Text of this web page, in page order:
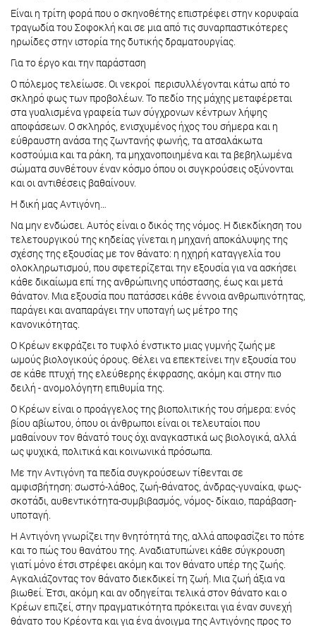
Είναι η τρίτη φορά που ο σκηνοθέτης επιστρέφει στην κορυφαία
τραγωδία του Σοφοκλή και σε μια από τις συναρπαστικότερες
ηρωίδες στην ιστορία της δυτικής δραματουργίας.
Για το έργο και την παράσταση
Ο πόλεμος τελείωσε. Οι νεκροί περισυλλέγονται κάτω από το
σκληρό φως των προβολέων. Το πεδίο της μάχης μεταφέρεται
στα γυαλισμένα γραφεία των σύγχρονων κέντρων λήψης
αποφάσεων. Ο σκληρός, ενισχυμένος ήχος του σήμερα και η
εύθραυστη ανάσα της ζωντανής φωνής, τα ατσαλάκωτα
κοστούμια και τα ράκη, τα μηχανοποιημένα και τα βεβηλωμένα
σώματα συνθέτουν έναν κόσμο όπου οι συγκρούσεις οξύνονται
και οι αντιθέσεις βαθαίνουν.
Η δική μας Αντιγόνη…
Να μην ενδώσει. Αυτός είναι ο δικός της νόμος. Η διεκδίκηση του
τελετουργικού της κηδείας γίνεται η μηχανή αποκάλυψης της
σχέσης της εξουσίας με τον θάνατο: η ηχηρή καταγγελία του
ολοκληρωτισμού, που σφετερίζεται την εξουσία για να ασκήσει
κάθε δικαίωμα επί της ανθρώπινης υπόστασης, έως και μετά
θάνατον. Μια εξουσία που πατάσσει κάθε έννοια ανθρωπινότητας,
παράγει και αναπαράγει την υποταγή ως μέτρο της
κανονικότητας.
Ο Κρέων εκφράζει το τυφλό ένστικτο μιας γυμνής ζωής με
ωμούς βιολογικούς όρους. Θέλει να επεκτείνει την εξουσία του
σε κάθε πτυχή της ελεύθερης έκφρασης, ακόμη και στην πιο
δειλή - ανομολόγητη επιθυμία της.
Ο Κρέων είναι ο προάγγελος της βιοπολιτικής του σήμερα: ενός
βίου αβίωτου, όπου οι άνθρωποι είναι οι τελευταίοι που
μαθαίνουν τον θάνατό τους όχι αναγκαστικά ως βιολογικά, αλλά
ως ψυχικά, πολιτικά και κοινωνικά πρόσωπα.
Με την Αντιγόνη τα πεδία συγκρούσεων τίθενται σε
αμφισβήτηση: σωστό-λάθος, ζωή-θάνατος, άνδρας-γυναίκα, φως-
σκοτάδι, αυθεντικότητα-συμβιβασμός, νόμος- δίκαιο, παράβαση-
υποταγή.
Η Αντιγόνη γνωρίζει την θνητότητά της, αλλά αποφασίζει το πότε
και το πώς του θανάτου της. Αναδιατυπώνει κάθε σύγκρουση
γιατί μόνο έτσι στρέφει ακόμη και τον θάνατο υπέρ της ζωής.
Αγκαλιάζοντας τον θάνατο διεκδικεί τη ζωή. Μια ζωή άξια να
βιωθεί. Έτσι, ακόμη και αν οδηγείται τελικά στον θάνατο και ο
Κρέων επιζεί, στην πραγματικότητα πρόκειται για έναν συνεχή
θάνατο του Κρέοντα και για ένα άνοιγμα της Αντιγόνης προς το